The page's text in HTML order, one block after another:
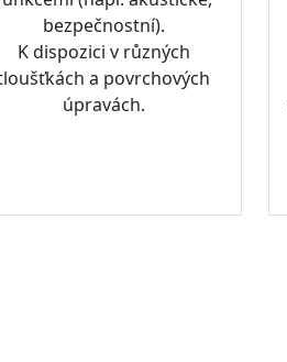
bezpečnostní).
K dispozici v různých
a povrchových
úpravách.